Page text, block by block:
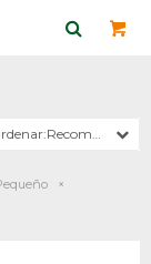
Recomendados